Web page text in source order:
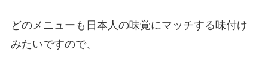
どのメニューも日本人の味覚にマッチする味付け
みたいですので、